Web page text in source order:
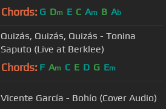
Chords: G Dm E C Am B Ab
Quizás, Quizás, Quizás - Tonina
Saputo (Live at Berklee)
Chords: F Am C E D G Em
Vicente García - Bohío (Cover Audio)